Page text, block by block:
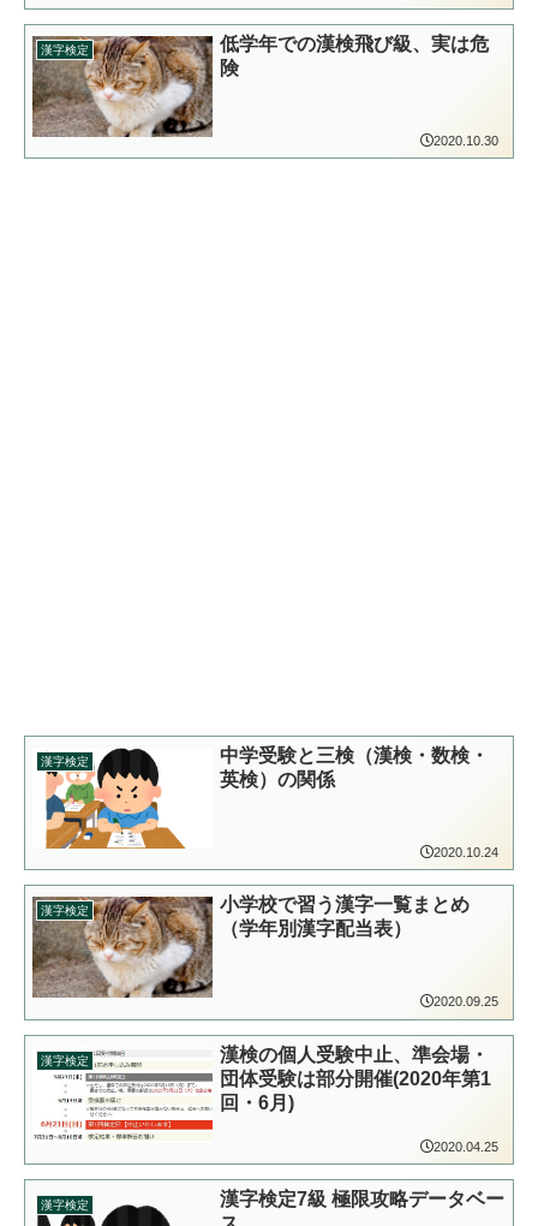
漢字検定
低学年での漢検飛び級、実は危
険
2020.10.30
漢字検定
中学受験と三検（漢検・数検・
英検）の関係
2020.10.24
漢字検定
小学校で習う漢字一覧まとめ
（学年別漢字配当表）
2020.09.25
漢字検定
漢検の個人受験中止、準会場・
団体受験は部分開催(2020年第1
回・6月)
2020.04.25
漢字検定
漢字検定7級 極限攻略データベー